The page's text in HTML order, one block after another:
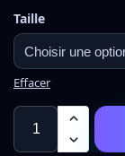
Taille
Effacer